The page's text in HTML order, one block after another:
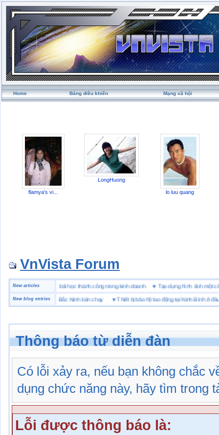
Home Bảng điều khiển Mạng xã hội
flamya's vi...
LongHuong
lo luu quang
VnVista Forum
New articles
biệt” của Microsoft ♥4 bài học thành công trong kinh doanh ♥Tạo dựng hình ảnh
New blog entries
giày bảo hộ tại Bắc Ninh bán chạy♥ Thiết bị bảo hộ lao động tại Ninh Bình ở đâu
Thông báo từ diễn đàn
Có lỗi xảy ra, nếu bạn không chắc
dụng chức năng này, hãy tìm trong
Lỗi được thông báo là: